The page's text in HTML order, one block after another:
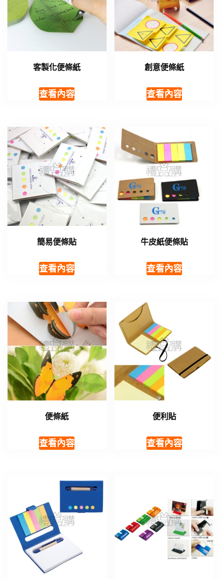
客製化便條紙
查看內容
創意便條紙
查看內容
簡易便條貼
查看內容
牛皮紙便條貼
查看內容
便條紙
查看內容
便利貼
查看內容